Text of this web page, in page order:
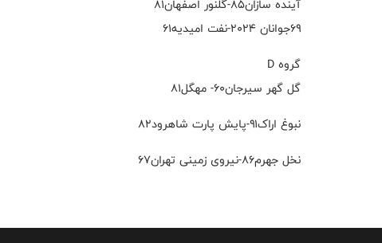
آینده سازان۸۵-گلنور اصفهان۸۱
۶۹جوانان ۲۰۲۴-نفت امیدیه۶۱
گروه D
گل گهر سیرجان۶۰- مهگل۸۱
نبوغ اراک۹۱-پایش پارت شاهرود۸۲
نخل جهرم۸۶-نیروی زمینی تهران۶۷